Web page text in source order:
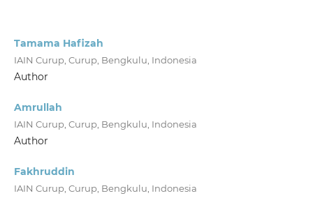
Tamama Hafizah
IAIN Curup, Curup, Bengkulu, Indonesia
Author
Amrullah
IAIN Curup, Curup, Bengkulu, Indonesia
Author
Fakhruddin
IAIN Curup, Curup, Bengkulu, Indonesia